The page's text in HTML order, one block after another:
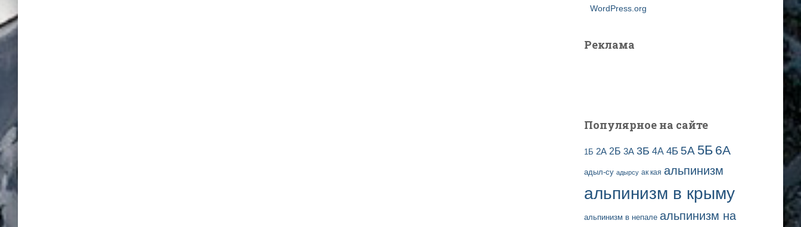
WordPress.org
Реклама
Популярное на сайте
1Б 2А 2Б 3А 3Б 4А 4Б 5А 5Б 6А
адыл-су адырсу ак кая альпинизм
альпинизм в крыму
альпинизм в непале альпинизм на